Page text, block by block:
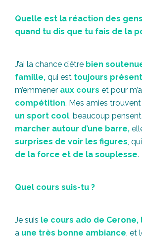
Quelle est la réaction des
quand tu dis que tu fais de la
J’ai la chance d’être bien
famille, qui est toujours
m’emmener aux cours et pour
compétition. Mes amies
un sport cool , beaucoup
marcher autour d’une barre,
surprises de voir les figures ,
de la force et de la souplesse.
Quel cours suis-tu ?
Je suis le cours ado de
a une très bonne ambiance , et